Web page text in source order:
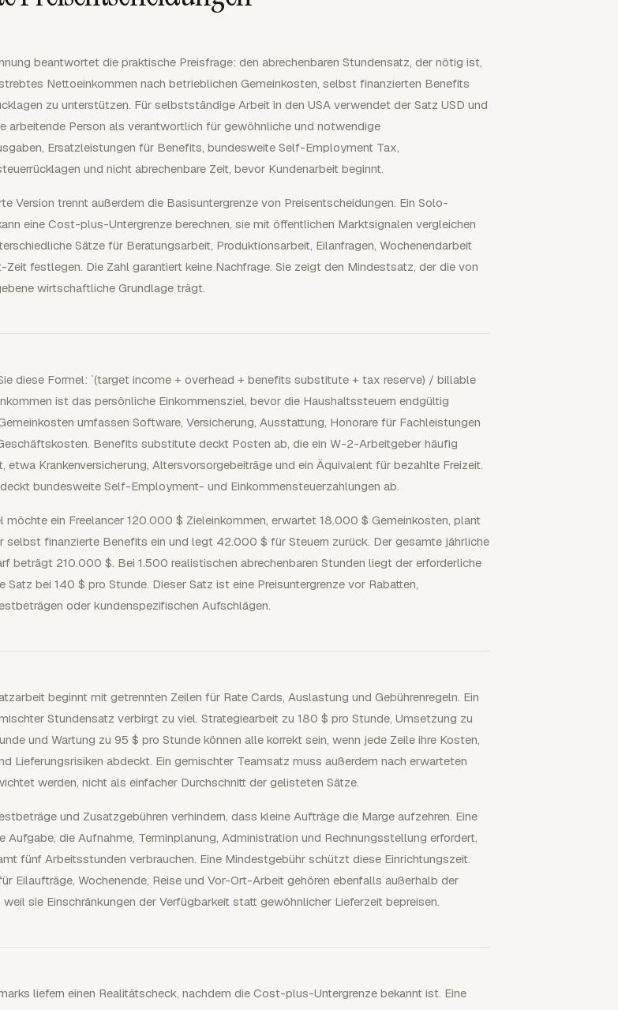
beantwortet die praktische Preisfrage: den abrechenbaren Stundensatz, der nötig ist,
Nettoeinkommen nach betrieblichen Gemeinkosten, selbst finanzierten Benefits
zu unterstützen. Für selbstständige Arbeit in den USA verwendet der Satz USD und
arbeitende Person als verantwortlich für gewöhnliche und notwendige
Ersatzleistungen für Benefits, bundesweite Self-Employment Tax,
und nicht abrechenbare Zeit, bevor Kundenarbeit beginnt.
Version trennt außerdem die Basisuntergrenze von Preisentscheidungen. Ein Solo-
eine Cost-plus-Untergrenze berechnen, sie mit öffentlichen Marktsignalen vergleichen
Sätze für Beratungsarbeit, Produktionsarbeit, Eilanfragen, Wochenendarbeit
Zeit festlegen. Die Zahl garantiert keine Nachfrage. Sie zeigt den Mindestsatz, der die von
wirtschaftliche Grundlage trägt.
diese Formel: `(target income + overhead + benefits substitute + tax reserve) / billable
ist das persönliche Einkommensziel, bevor die Haushaltssteuern endgültig
umfassen Software, Versicherung, Ausstattung, Honorare für Fachleistungen
Benefits substitute deckt Posten ab, die ein W-2-Arbeitgeber häufig
etwa Krankenversicherung, Altersvorsorgebeiträge und ein Äquivalent für bezahlte Freizeit.
bundesweite Self-Employment- und Einkommensteuerzahlungen ab.
möchte ein Freelancer 120.000 $ Zieleinkommen, erwartet 18.000 $ Gemeinkosten, plant
finanzierte Benefits ein und legt 42.000 $ für Steuern zurück. Der gesamte jährliche
beträgt 210.000 $. Bei 1.500 realistischen abrechenbaren Stunden liegt der erforderliche
Satz bei 140 $ pro Stunde. Dieser Satz ist eine Preisuntergrenze vor Rabatten,
oder kundenspezifischen Aufschlägen.
beginnt mit getrennten Zeilen für Rate Cards, Auslastung und Gebührenregeln. Ein
Stundensatz verbirgt zu viel. Strategiearbeit zu 180 $ pro Stunde, Umsetzung zu
und Wartung zu 95 $ pro Stunde können alle korrekt sein, wenn jede Zeile ihre Kosten,
Lieferungsrisiken abdeckt. Ein gemischter Teamsatz muss außerdem nach erwarteten
werden, nicht als einfacher Durchschnitt der gelisteten Sätze.
und Zusatzgebühren verhindern, dass kleine Aufträge die Marge aufzehren. Eine
Aufgabe, die Aufnahme, Terminplanung, Administration und Rechnungsstellung erfordert,
fünf Arbeitsstunden verbrauchen. Eine Mindestgebühr schützt diese Einrichtungszeit.
Eilaufträge, Wochenende, Reise und Vor-Ort-Arbeit gehören ebenfalls außerhalb der
sie Einschränkungen der Verfügbarkeit statt gewöhnlicher Lieferzeit bepreisen.
liefern einen Realitätscheck, nachdem die Cost-plus-Untergrenze bekannt ist. Eine